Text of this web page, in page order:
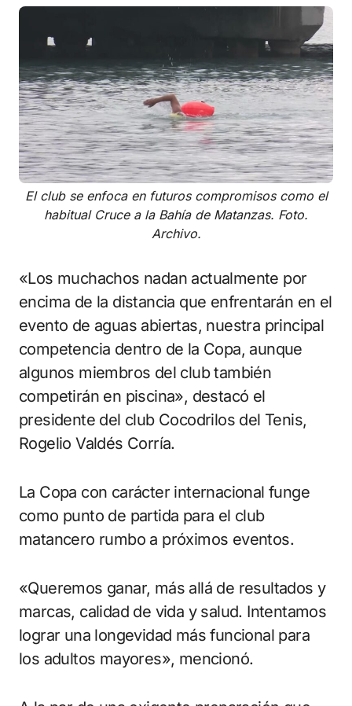
El club se enfoca en futuros compromisos como el
habitual Cruce a la Bahía de Matanzas. Foto.
Archivo.
«Los muchachos nadan actualmente por
encima de la distancia que enfrentarán en el
evento de aguas abiertas, nuestra principal
competencia dentro de la Copa, aunque
algunos miembros del club también
competirán en piscina», destacó el
presidente del club Cocodrilos del Tenis,
Rogelio Valdés Corría.
La Copa con carácter internacional funge
como punto de partida para el club
matancero rumbo a próximos eventos.
«Queremos ganar, más allá de resultados y
marcas, calidad de vida y salud. Intentamos
lograr una longevidad más funcional para
los adultos mayores», mencionó.